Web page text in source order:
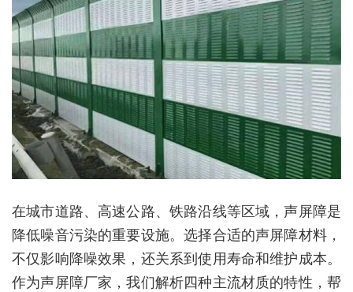
在城市道路、高速公路、铁路沿线等区域，声屏障是
降低噪音污染的重要设施。选择合适的声屏障材料，
不仅影响降噪效果，还关系到使用寿命和维护成本。
作为声屏障厂家，我们解析四种主流材质的特性，帮